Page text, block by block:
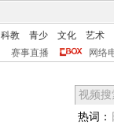
科教 青少 文化
艺术
赛事直播 网络
热词：